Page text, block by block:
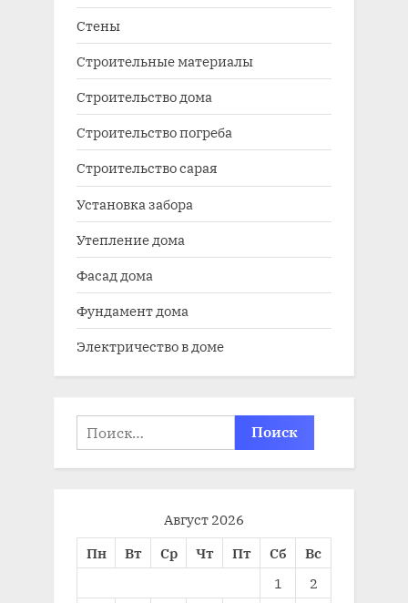
Стены
Строительные материалы
Строительство дома
Строительство погреба
Строительство сарая
Установка забора
Утепление дома
Фасад дома
Фундамент дома
Электричество в доме
Найти:
Август 2026
Пн
Вт Ср Чт Пт Сб
Вс
1
2